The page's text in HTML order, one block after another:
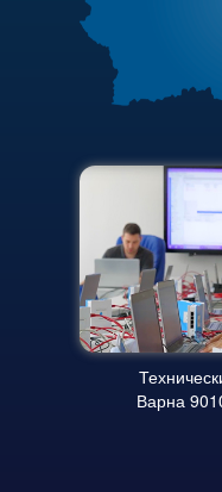
ЗЗЛПСПОИН
Декларация за
Нормативни
Научна дейност
Научни проекти
Бюлетин с
Конкурси за научни
Докторанти
Актуални документи
Академичен съвет
Финансова информация
Карта на сайта
Варна